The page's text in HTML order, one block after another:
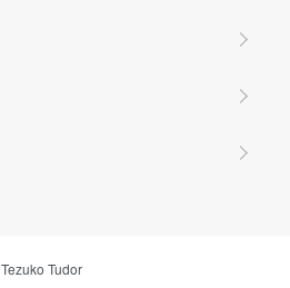
Tezuko Tudor